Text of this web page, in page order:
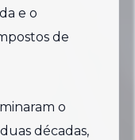
e o
de
o
décadas,